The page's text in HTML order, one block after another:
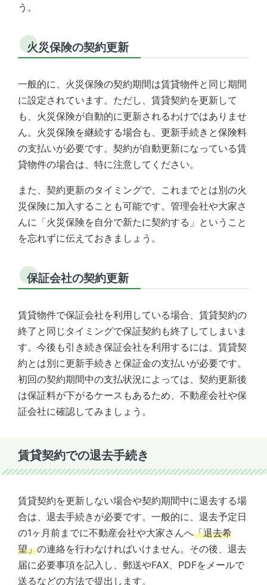
う。
火災保険の契約更新
一般的に、火災保険の契約期間は賃貸物件と同じ期間
に設定されています。ただし、賃貸契約を更新して
も、火災保険が自動的に更新されるわけではありませ
ん。火災保険を継続する場合も、更新手続きと保険料
の支払いが必要です。契約が自動更新になっている賃
貸物件の場合は、特に注意してください。
また、契約更新のタイミングで、これまでとは別の火
災保険に加入することも可能です。管理会社や大家さ
んに「火災保険を自分で新たに契約する」ということ
を忘れずに伝えておきましょう。
保証会社の契約更新
賃貸物件で保証会社を利用している場合、賃貸契約の
終了と同じタイミングで保証契約も終了してしまいま
す。今後も引き続き保証会社を利用するには、賃貸契
約とは別に更新手続きと保証金の支払いが必要です。
初回の契約期間中の支払状況によっては、契約更新後
は保証料が下がるケースもあるため、不動産会社や保
証会社に確認してみましょう。
賃貸契約での退去手続き
賃貸契約を更新しない場合や契約期間中に退去する場
合は、退去手続きが必要です。一般的に、退去予定日
の1ヶ月前までに不動産会社や大家さんへ「退去希
望」の連絡を行わなければいけません。その後、退去
届に必要事項を記入し、郵送やFAX、PDFをメールで
送るなどの方法で提出します。